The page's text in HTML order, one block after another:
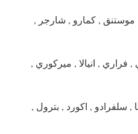
, موستنق , كمارو , شارجر ,
, انيالا , ميركوري ,
, سلفرادو , اكورد , بترول ,